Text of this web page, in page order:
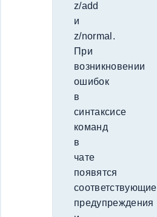
z/add
и
z/normal.
При
возникновении
ошибок
в
синтаксисе
команд
в
чате
появятся
соответствующие
предупреждения